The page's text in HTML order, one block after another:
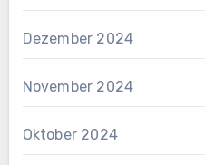
Dezember 2024
November 2024
Oktober 2024